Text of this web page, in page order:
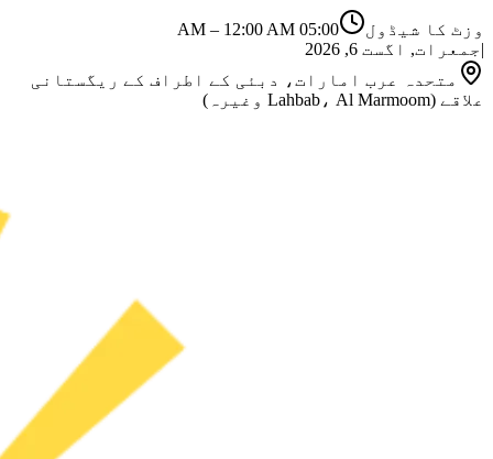
وزٹ کا شیڈول 05:00 AM
– 12:00 AM
|جمعرات, اگست 6, 2026
متحدہ عرب امارات، دبئی کے اطراف کے ریگستانی
علاقے (Lahbab، Al Marmoom وغیرہ)